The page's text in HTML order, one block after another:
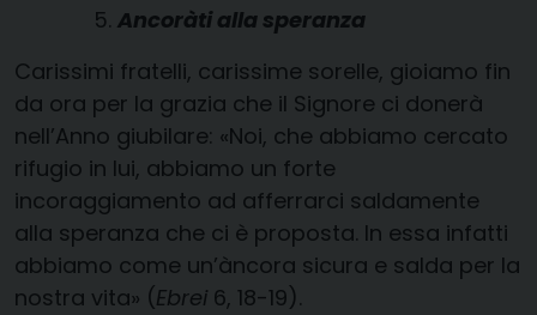
Ancoràti alla speranza
Carissimi fratelli, carissime sorelle, gioiamo fin
da ora per la grazia che il Signore ci donerà
nell’Anno giubilare: «Noi, che abbiamo cercato
rifugio in lui, abbiamo un forte
incoraggiamento ad afferrarci saldamente
alla speranza che ci è proposta. In essa infatti
abbiamo come un’àncora sicura e salda per la
nostra vita» (Ebrei 6, 18-19).